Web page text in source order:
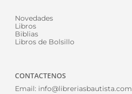
Novedades
Libros
Biblias
Libros de Bolsillo
CONTACTENOS
Email: info@libreriasbautista.com